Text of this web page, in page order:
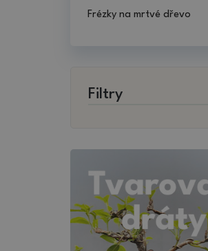
Frézky na mrtvé dřevo
Filtry